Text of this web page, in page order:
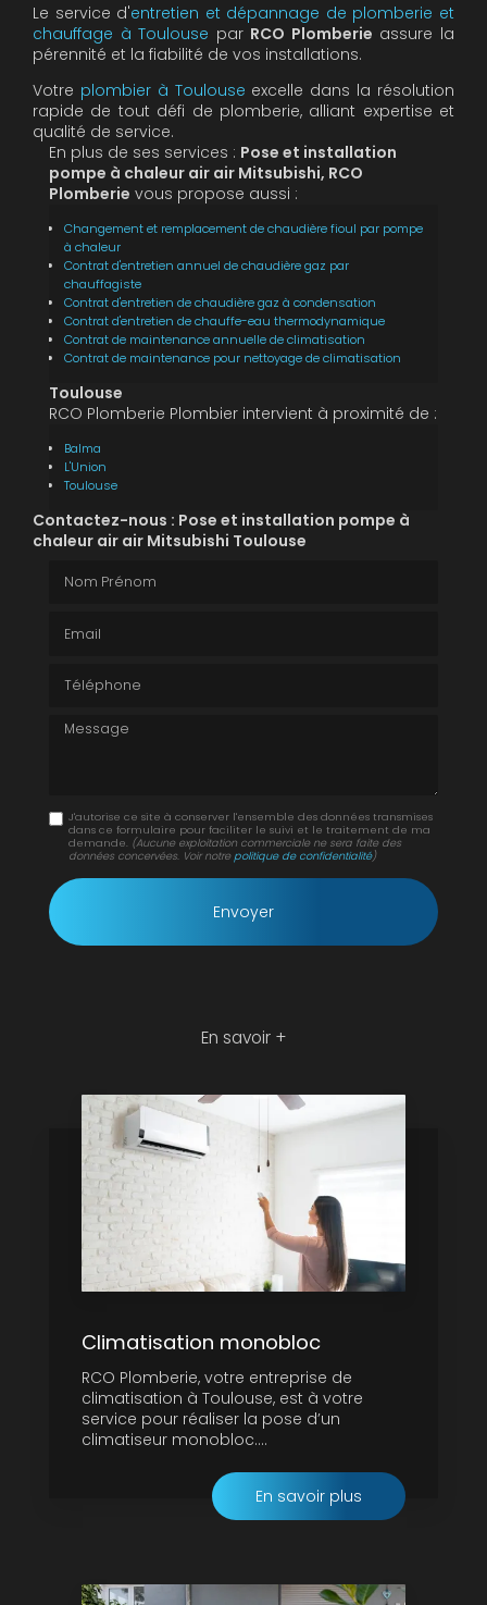
Le service d'entretien et dépannage de plomberie et
chauffage à Toulouse par RCO Plomberie assure la
pérennité et la fiabilité de vos installations.
Votre plombier à Toulouse excelle dans la résolution
rapide de tout défi de plomberie, alliant expertise et
qualité de service.
En plus de ses services : Pose et installation
pompe à chaleur air air Mitsubishi, RCO
Plomberie vous propose aussi :
Changement et remplacement de chaudière fioul par pompe
à chaleur
Contrat d'entretien annuel de chaudière gaz par
chauffagiste
Contrat d'entretien de chaudière gaz à condensation
Contrat d'entretien de chauffe-eau thermodynamique
Contrat de maintenance annuelle de climatisation
Contrat de maintenance pour nettoyage de climatisation
Toulouse
RCO Plomberie Plombier intervient à proximité de :
Balma
L'Union
Toulouse
Contactez-nous : Pose et installation pompe à
chaleur air air Mitsubishi Toulouse
Message
J'autorise ce site à conserver l'ensemble des données transmises
dans ce formulaire pour faciliter le suivi et le traitement de ma
demande. (Aucune exploitation commerciale ne sera faite des
données concervées. Voir notrepolitique de confidentialité)
En savoir +
Climatisation monobloc
RCO Plomberie, votre entreprise de
climatisation à Toulouse, est à votre
service pour réaliser la pose d’un
climatiseur monobloc....
En savoir plus